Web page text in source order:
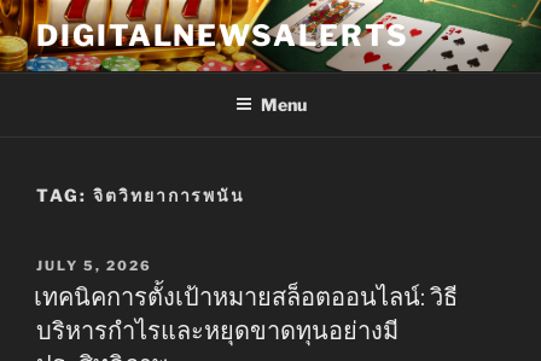
Skip
to
content
DIGITALNEWSALERTS
Menu
TAG: จิตวิทยาการพนัน
POSTED
JULY 5, 2026
เทคนิคการตั้งเป้าหมายสล็อตออนไลน์: วิธี
บริหารกำไรและหยุดขาดทุนอย่างมี